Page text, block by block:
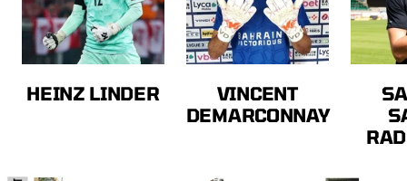
HEINZ LINDER
VINCENT
DEMARCONNAY